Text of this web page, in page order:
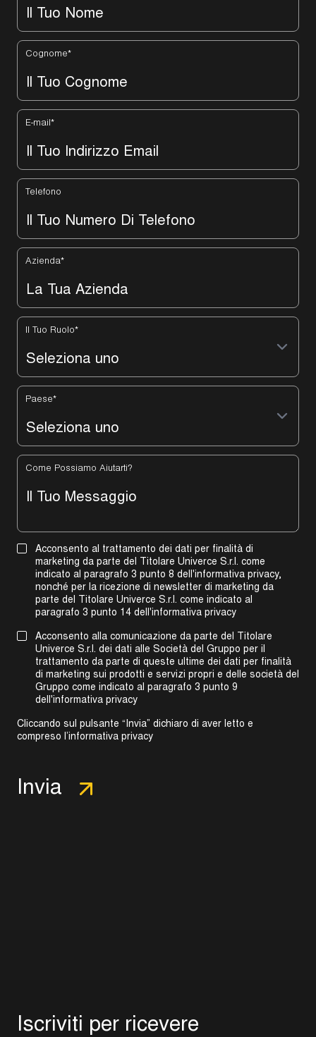
Cognome*
E-mail*
Telefono
Azienda*
Il Tuo Ruolo*
Paese*
Come Possiamo Aiutarti?
Acconsento al trattamento dei dati per finalità di
marketing da parte del Titolare Univerce S.r.l. come
indicato al paragrafo 3 punto 8 dell'informativa privacy,
nonché per la ricezione di newsletter di marketing da
parte del Titolare Univerce S.r.l. come indicato al
paragrafo 3 punto 14 dell'informativa privacy
Acconsento alla comunicazione da parte del Titolare
Univerce S.r.l. dei dati alle Società del Gruppo per il
trattamento da parte di queste ultime dei dati per finalità
di marketing sui prodotti e servizi propri e delle società del
Gruppo come indicato al paragrafo 3 punto 9
dell'informativa privacy
Cliccando sul pulsante “Invia” dichiaro di aver letto e
compreso l’ informativa privacy
Iscriviti per ricevere